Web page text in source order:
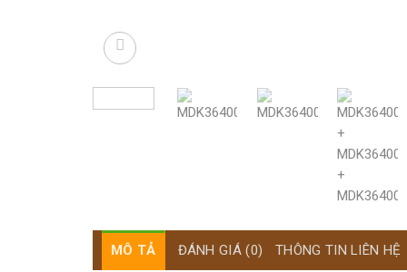
MÔ TẢ ĐÁNH GIÁ (0) THÔNG TIN LIÊN HỆ